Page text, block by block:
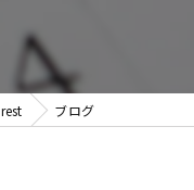
ブログ